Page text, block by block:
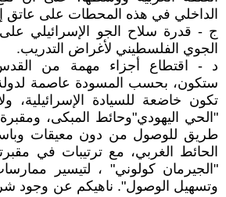
الداخلي في هذه المحطات على عاتق
ج - قدرة سلاح الجو الإسرائيلي
الجوي الفلسطيني لأغراض التدريب.
د - اقتطاع أجزاء مهمة من
ستكون، بحسب المسودة عاصمة
تكون خاضعة للسيادة الإسرائيلية،
"الحي اليهودي"وحائط المبكى،
طريق للوصول من دون معيقات
الحائط الغربي، مع ترتيبات في
"الجيرمان كولوني" ، لتيسير
وتسهيل الوصول". ناهيكم عن وجود